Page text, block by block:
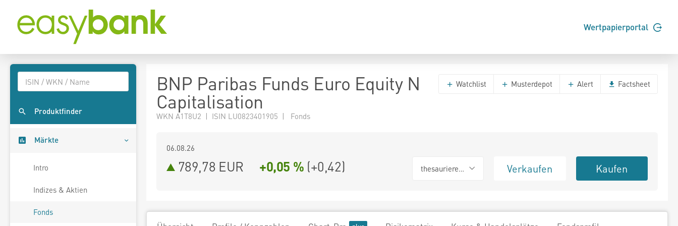
Wertpapierportal
Produktfinder
Märkte
Intro
Indizes & Aktien
Fonds
BNP Paribas Funds Euro Equity N
Capitalisation
WKN A1T8U2 | ISIN LU0823401905 | Fonds
Watchlist Musterdepot Alert Factsheet
06.08.26
789,78 EUR +0,05 % (+0,42) thesaurierend Verkaufen Kaufen